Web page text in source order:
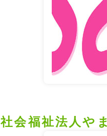
社会福祉法人や